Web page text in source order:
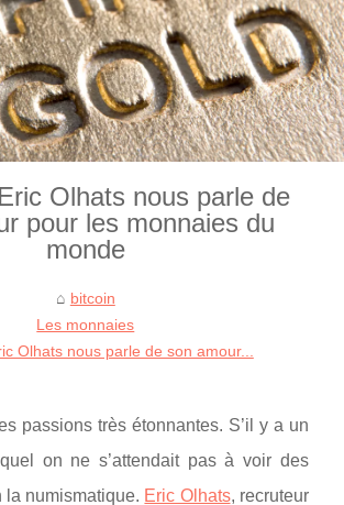
Olhats nous parle de
pour les monnaies du
monde
bitcoin
Les monnaies
Olhats nous parle de son amour...
passions très étonnantes. S’il y a un
on ne s’attendait pas à voir des
la numismatique. Eric Olhats, recruteur